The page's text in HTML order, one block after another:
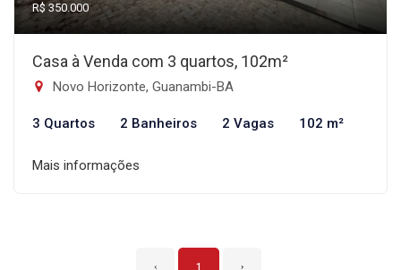
R$ 350.000
Casa à Venda com 3 quartos, 102m²
Novo Horizonte, Guanambi-BA
3 Quartos 2 Banheiros 2 Vagas 102 m²
Mais informações
‹ 1 ›